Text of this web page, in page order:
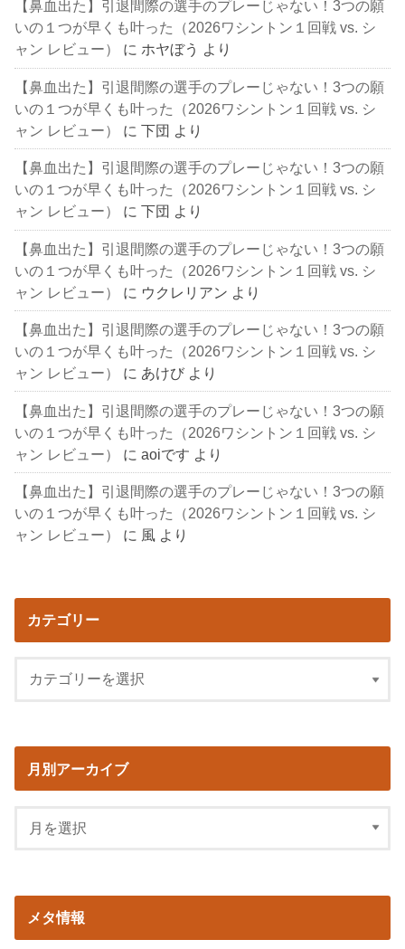
【鼻血出た】引退間際の選手のプレーじゃない！3つの願
いの１つが早くも叶った（2026ワシントン１回戦 vs. シ
ャン レビュー）
に ホヤぼう より
【鼻血出た】引退間際の選手のプレーじゃない！3つの願
いの１つが早くも叶った（2026ワシントン１回戦 vs. シ
ャン レビュー）
に下団 より
【鼻血出た】引退間際の選手のプレーじゃない！3つの願
いの１つが早くも叶った（2026ワシントン１回戦 vs. シ
ャン レビュー）
に下団 より
【鼻血出た】引退間際の選手のプレーじゃない！3つの願
いの１つが早くも叶った（2026ワシントン１回戦 vs. シ
ャン レビュー）
に ウクレリアン より
【鼻血出た】引退間際の選手のプレーじゃない！3つの願
いの１つが早くも叶った（2026ワシントン１回戦 vs. シ
ャン レビュー）
に あけび より
【鼻血出た】引退間際の選手のプレーじゃない！3つの願
いの１つが早くも叶った（2026ワシントン１回戦 vs. シ
ャン レビュー）
にaoiです より
【鼻血出た】引退間際の選手のプレーじゃない！3つの願
いの１つが早くも叶った（2026ワシントン１回戦 vs. シ
ャン レビュー）
に 風 より
カテゴリー
月別アーカイブ
メタ情報